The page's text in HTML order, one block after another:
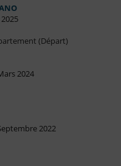
(Départ)
2024
2022